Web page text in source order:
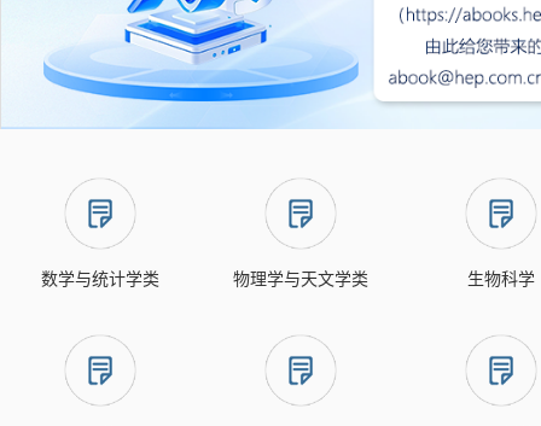
数学与统计学类 物理学与天文学类 生物科学